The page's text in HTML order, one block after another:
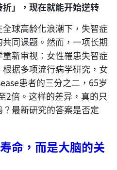
」，现在就能开始逆转
全球高龄化浪潮下，失智症
同课题。然而，一项长期
新审视：女性罹患失智症
据多项流行病学研究，女
患者的三分之二，65岁
2倍。这样的差异，真的只
最新研究的答案是否定
命，而是大脑的关